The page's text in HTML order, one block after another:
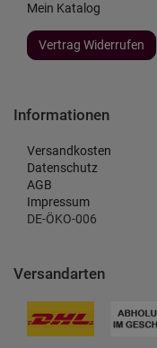
Mein Katalog
Vertrag Widerrufen
Informationen
Versandkosten
Datenschutz
AGB
Impressum
DE-ÖKO-006
Versandarten